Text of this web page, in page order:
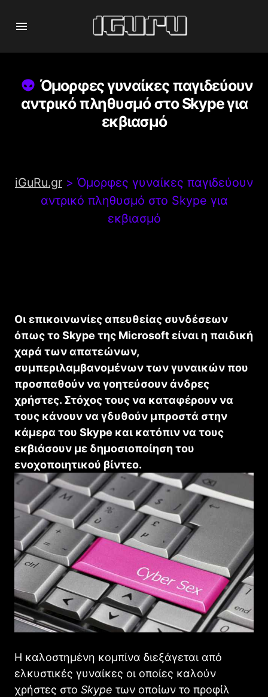
Όμορφες γυναίκες παγιδεύουν
αντρικό πληθυσμό στο Skype για
εκβιασμό
iGuRu.gr > Όμορφες γυναίκες παγιδεύουν
αντρικό πληθυσμό στο Skype για
εκβιασμό
Οι επικοινωνίες απευθείας συνδέσεων
όπως το Skype της Microsoft είναι η παιδική
χαρά των απατεώνων,
συμπεριλαμβανομένων των γυναικών που
προσπαθούν να γοητεύσουν άνδρες
χρήστες. Στόχος τους να καταφέρουν να
τους κάνουν να γδυθούν μπροστά στην
κάμερα του Skype και κατόπιν να τους
εκβιάσουν με δημοσιοποίηση του
ενοχοποιητικού βίντεο.
Η καλοστημένη κομπίνα διεξάγεται από
ελκυστικές γυναίκες οι οποίες καλούν
χρήστες στο Skype των οποίων το προφίλ